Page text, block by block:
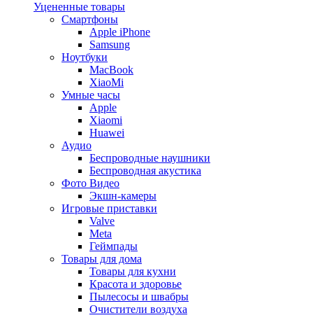
Уцененные товары
Cмартфоны
Apple iPhone
Samsung
Ноутбуки
MacBook
XiaoMi
Умные часы
Apple
Xiaomi
Huawei
Аудио
Беспроводные наушники
Беспроводная акустика
Фото Видео
Экшн-камеры
Игровые приставки
Valve
Meta
Геймпады
Товары для дома
Товары для кухни
Красота и здоровье
Пылесосы и швабры
Очистители воздуха